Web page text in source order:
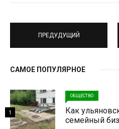
ПРЕДУДУЩИЙ
САМОЕ ПОПУЛЯРНОЕ
ОБЩЕСТВО
Как
семейный
1